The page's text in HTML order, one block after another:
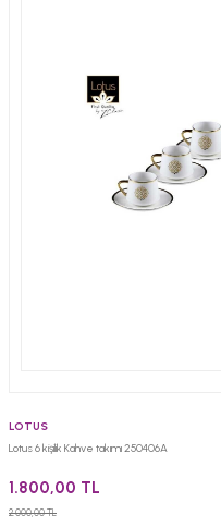
LOTUS
Lotus 6 kişilik Kahve takımı 250406A
1.800,00 TL
2.000,00 TL